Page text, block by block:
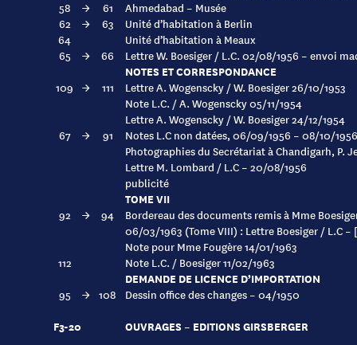
58
→ 61
Ahmedabad – Musée
62
→ 63
Unité d’habitation à Berlin
64
Unité d’habitation à Meaux
65
→ 66 Lettre W. Boesiger / L.C. 02/08/1956 – envoi
NOTES ET CORRESPONDANCE
109 → 111
Lettre A. Wogenscky / W. Boesiger 26/10/1953
Note L.C. / A. Wogenscky 05/11/1954
Lettre A. Wogenscky / W. Boesiger 24/12/1954
67
→ 91
Notes L.C non datées, 06/09/1956 – 08/10/
Photographies du Secrétariat à Chandigarh, P.
Lettre M. Lombard / L.C – 20/08/1956
publicité
TOME VII
92 → 94
Bordereau des documents remis à Mme
06/03/1963 (Tome VIII) : Lettre Boesiger / L.C
Note pour Mme Fougère 14/01/1963
112
Note L.C. / Boesiger 11/02/1963
DEMANDE DE LICENCE D’IMPORTATION
95 → 108 Dessin office des changes – 04/1950
F3-20
OUVRAGES – EDITIONS GIRSBERGER